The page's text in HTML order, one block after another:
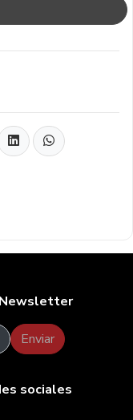
Enviar
sociales